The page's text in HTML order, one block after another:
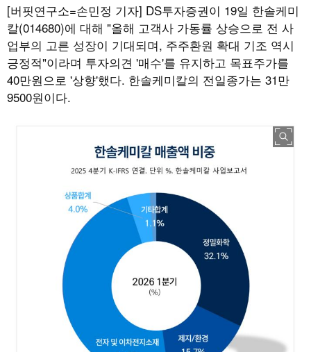
[버핏연구소=손민정 기자] DS투자증권이 19일 한솔케미
칼(014680)에 대해 "올해 고객사 가동률 상승으로 전 사
업부의 고른 성장이 기대되며, 주주환원 확대 기조 역시
긍정적"이라며 투자의견 '매수'를 유지하고 목표주가를
40만원으로 '상향'했다. 한솔케미칼의 전일종가는 31만
9500원이다.